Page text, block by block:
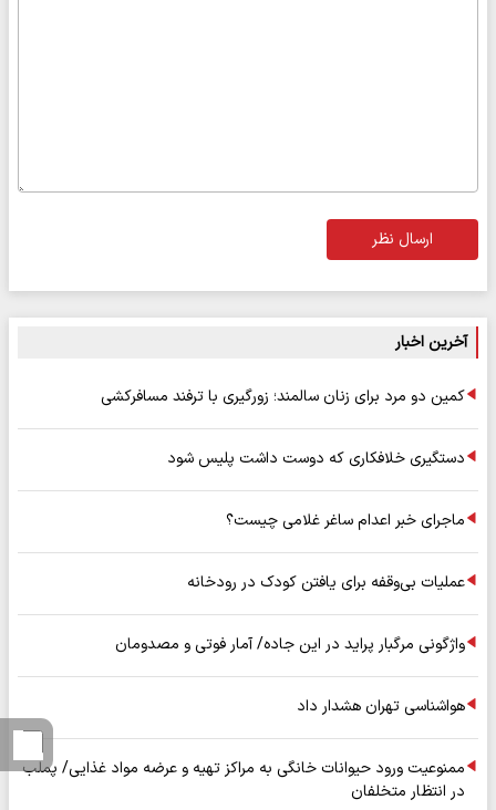
ارسال نظر
آخرین اخبار
کمین دو مرد برای زنان سالمند؛ زورگیری با ترفند مسافرکشی
دستگیری خلافکاری که دوست داشت پلیس شود
ماجرای خبر اعدام ساغر غلامی چیست؟
عملیات بی‌وقفه برای یافتن کودک در رودخانه
واژگونی مرگبار پراید در این جاده/ آمار فوتی و مصدومان
هواشناسی تهران هشدار داد
ممنوعیت ورود حیوانات خانگی به مراکز تهیه و عرضه مواد غذایی/ پملب
در انتظار متخلفان